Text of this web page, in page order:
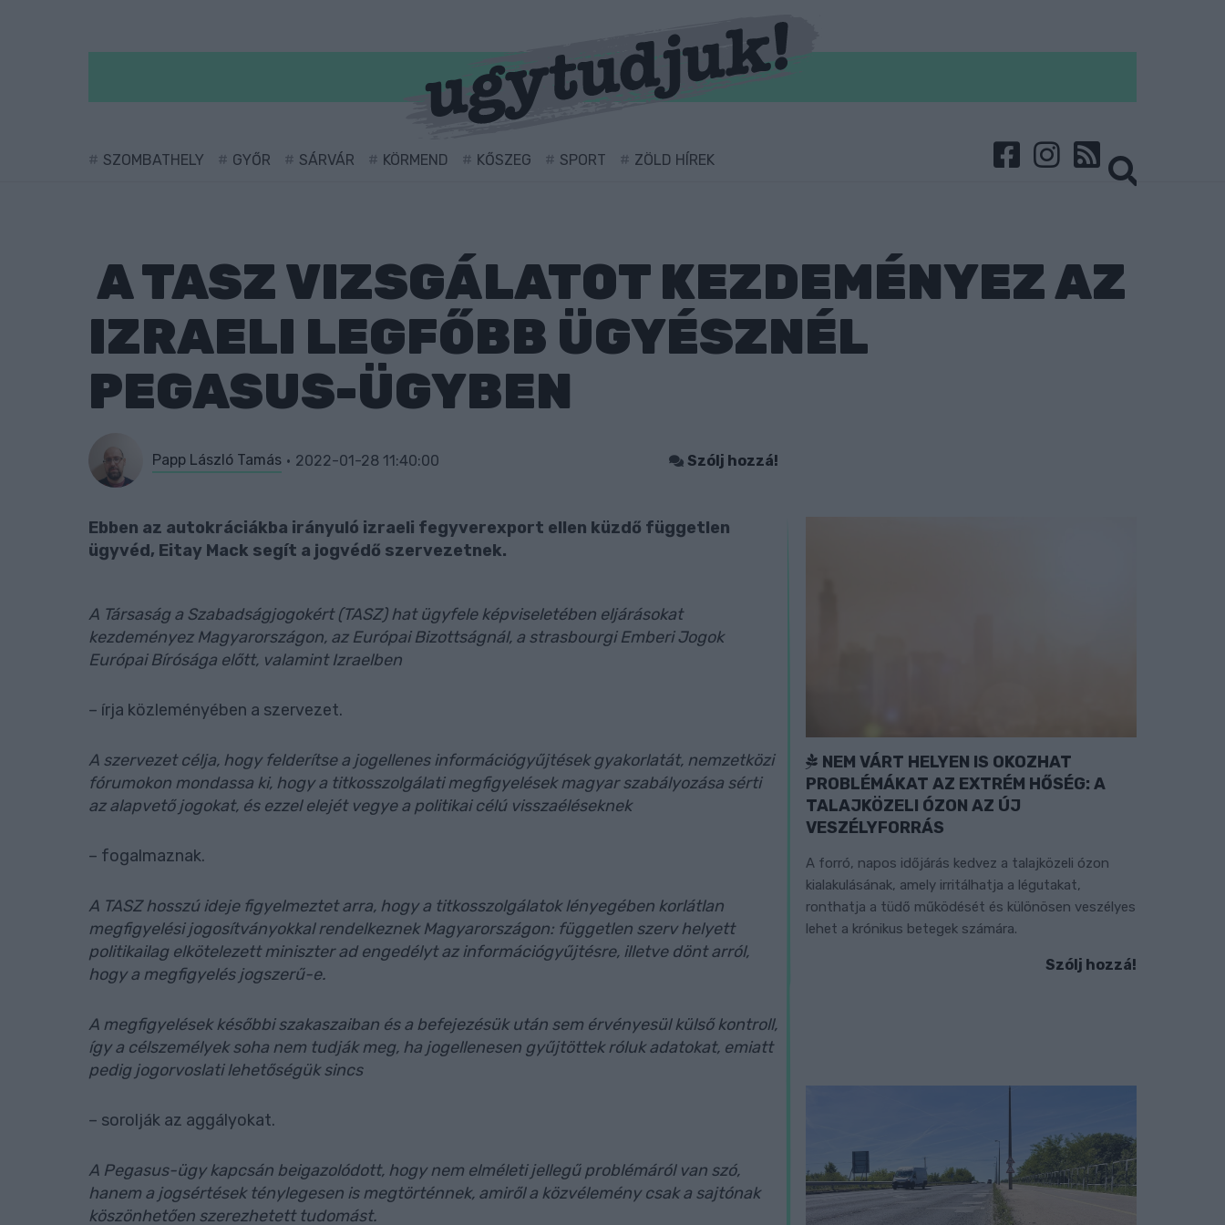
SZOMBATHELY GYŐR SÁRVÁR KÖRMEND KŐSZEG SPORT ZÖLD HÍREK
A TASZ VIZSGÁLATOT KEZDEMÉNYEZ AZ
IZRAELI LEGFŐBB ÜGYÉSZNÉL
PEGASUS-ÜGYBEN
Papp László Tamás 2022-01-28 11:40:00 Szólj hozzá!
Ebben az autokráciákba irányuló izraeli fegyverexport ellen küzdő független
ügyvéd, Eitay Mack segít a jogvédő szervezetnek.
A Társaság a Szabadságjogokért (TASZ) hat ügyfele képviseletében eljárásokat
kezdeményez Magyarországon, az Európai Bizottságnál, a strasbourgi Emberi Jogok
Európai Bírósága előtt, valamint Izraelben
– írja közleményében a szervezet.
A szervezet célja, hogy felderítse a jogellenes információgyűjtések gyakorlatát, nemzetközi
fórumokon mondassa ki, hogy a titkosszolgálati megfigyelések magyar szabályozása sérti
az alapvető jogokat, és ezzel elejét vegye a politikai célú visszaéléseknek
– fogalmaznak.
A TASZ hosszú ideje figyelmeztet arra, hogy a titkosszolgálatok lényegében korlátlan
megfigyelési jogosítványokkal rendelkeznek Magyarországon: független szerv helyett
politikailag elkötelezett miniszter ad engedélyt az információgyűjtésre, illetve dönt arról,
hogy a megfigyelés jogszerű-e.
A megfigyelések későbbi szakaszaiban és a befejezésük után sem érvényesül külső kontroll,
így a célszemélyek soha nem tudják meg, ha jogellenesen gyűjtöttek róluk adatokat, emiatt
pedig jogorvoslati lehetőségük sincs
– sorolják az aggályokat.
A Pegasus-ügy kapcsán beigazolódott, hogy nem elméleti jellegű problémáról van szó,
hanem a jogsértések ténylegesen is megtörténnek, amiről a közvélemény csak a sajtónak
köszönhetően szerezhetett tudomást.
NEM VÁRT HELYEN IS OKOZHAT
PROBLÉMÁKAT AZ EXTRÉM HŐSÉG: A
TALAJKÖZELI ÓZON AZ ÚJ
VESZÉLYFORRÁS
A forró, napos időjárás kedvez a talajközeli ózon
kialakulásának, amely irritálhatja a légutakat,
ronthatja a tüdő működését és különösen veszélyes
lehet a krónikus betegek számára.
Szólj hozzá!